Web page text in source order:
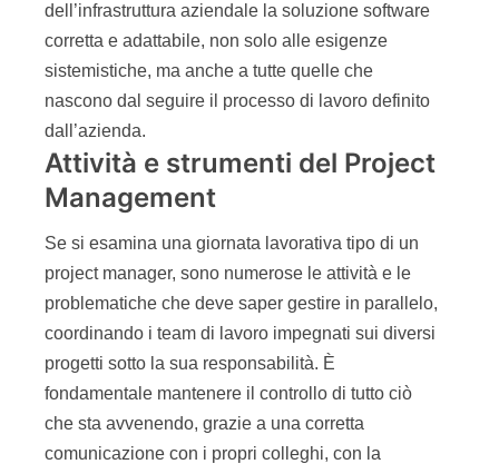
dell’infrastruttura aziendale la soluzione software
corretta e adattabile, non solo alle esigenze
sistemistiche, ma anche a tutte quelle che
nascono dal seguire il processo di lavoro definito
dall’azienda.
Attività e strumenti del Project
Management
Se si esamina una giornata lavorativa tipo di un
project manager, sono numerose le attività e le
problematiche che deve saper gestire in parallelo,
coordinando i team di lavoro impegnati sui diversi
progetti sotto la sua responsabilità. È
fondamentale mantenere il controllo di tutto ciò
che sta avvenendo, grazie a una corretta
comunicazione con i propri colleghi, con la